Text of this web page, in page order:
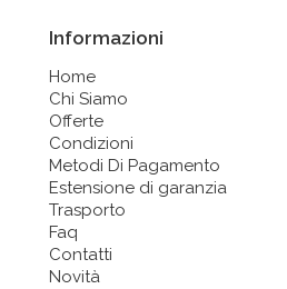
Informazioni
Home
Chi Siamo
Offerte
Condizioni
Metodi Di Pagamento
Estensione di garanzia
Trasporto
Faq
Contatti
Novità